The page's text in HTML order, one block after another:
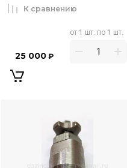
25 000 ₽
от 1 шт. по 1 шт.
К сравнению